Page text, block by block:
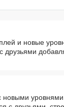
и новые
друзьями
новыми